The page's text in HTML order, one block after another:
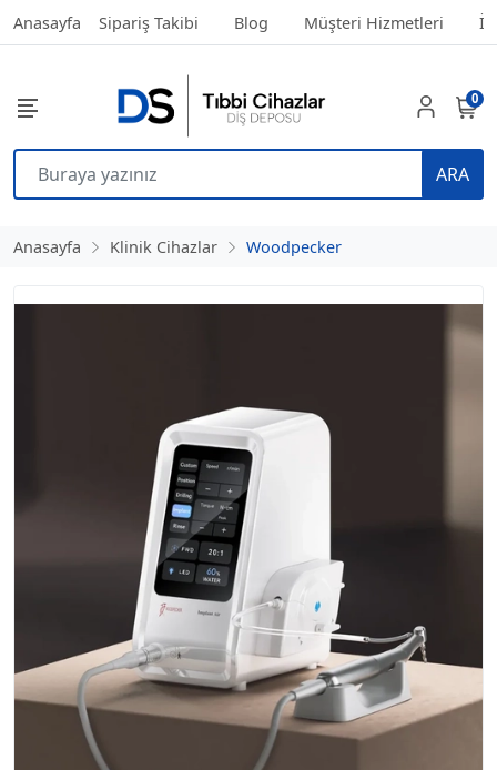
Anasayfa Sipariş Takibi Blog Müşteri Hizmetleri
ARA
0
Anasayfa Klinik Cihazlar Woodpecker